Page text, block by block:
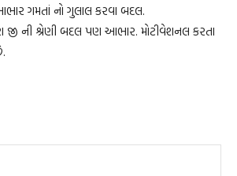
ગમતાં નો ગુલાલ કરવા બદલ.
ની શ્રેણી બદલ પણ આભાર. મોટીવેશનલ કરતા